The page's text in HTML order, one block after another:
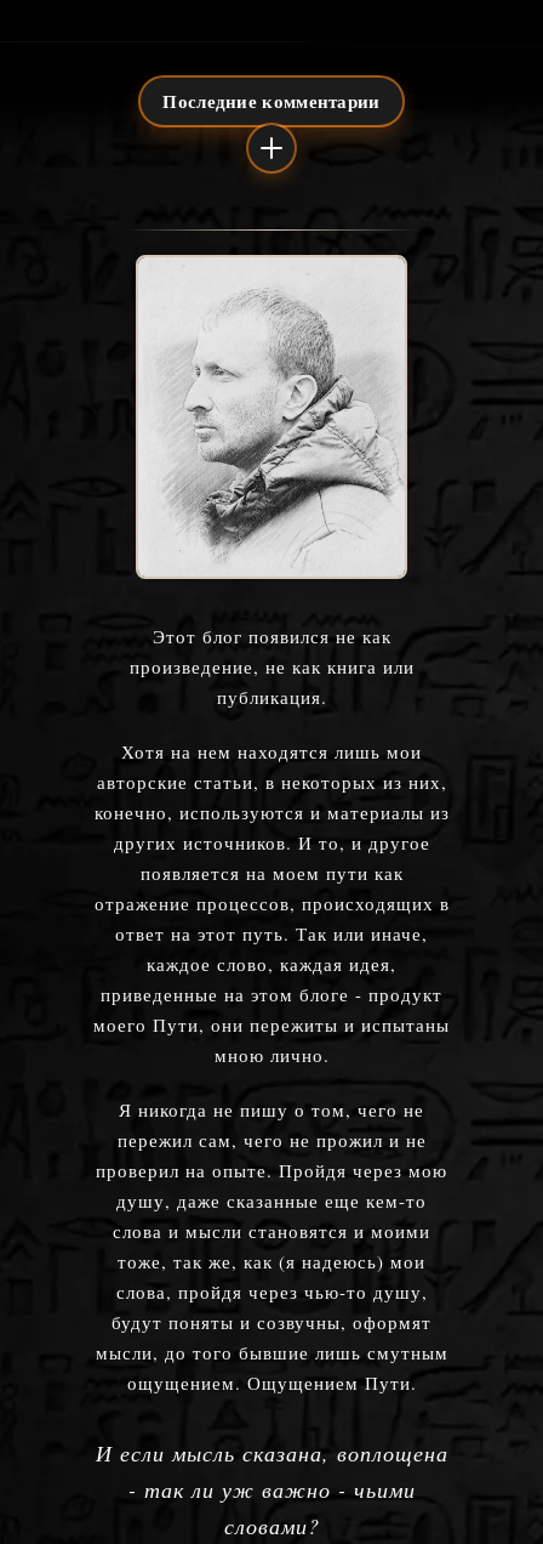
Этот блог появился не как
произведение, не как книга или
публикация.
Хотя на нем находятся лишь мои
авторские статьи, в некоторых из них,
конечно, используются и материалы из
других источников. И то, и другое
появляется на моем пути как
отражение процессов, происходящих в
ответ на этот путь. Так или иначе,
каждое слово, каждая идея,
приведенные на этом блоге - продукт
моего Пути, они пережиты и испытаны
мною лично.
Я никогда не пишу о том, чего не
пережил сам, чего не прожил и не
проверил на опыте. Пройдя через мою
душу, даже сказанные еще кем-то
слова и мысли становятся и моими
тоже, так же, как (я надеюсь) мои
слова, пройдя через чью-то душу,
будут поняты и созвучны, оформят
мысли, до того бывшие лишь смутным
ощущением. Ощущением Пути.
И если мысль сказана, воплощена
- так ли уж важно - чьими
словами?